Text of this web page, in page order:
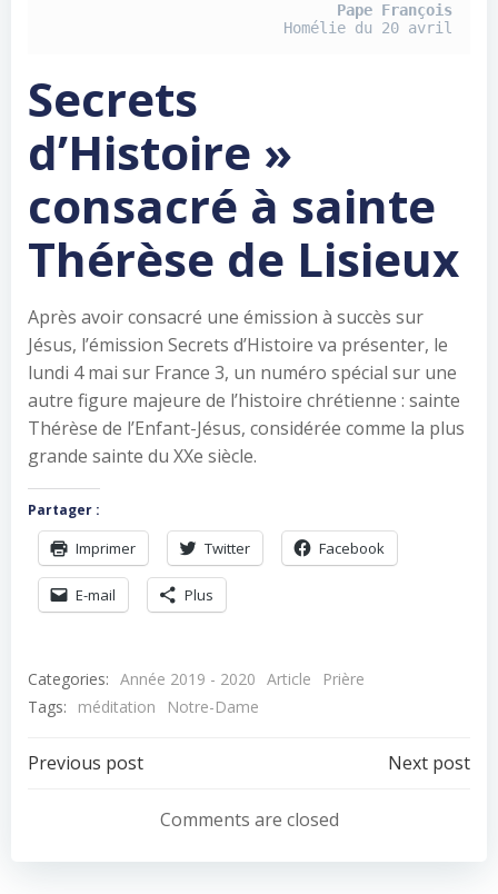
Pape François
Homélie du 20 avril
Secrets
d’Histoire »
consacré à sainte
Thérèse de Lisieux
Après avoir consacré une émission à succès sur
Jésus, l’émission Secrets d’Histoire va présenter, le
lundi 4 mai sur France 3, un numéro spécial sur une
autre figure majeure de l’histoire chrétienne : sainte
Thérèse de l’Enfant-Jésus, considérée comme la plus
grande sainte du XXe siècle.
Partager :
Imprimer Twitter Facebook
E-mail Plus
Categories: Année 2019 - 2020 Article
Prière
Tags:
méditation Notre-Dame
Navigation
l’article
Previous post
Navigation
de
l’article
Next post
Comments are closed